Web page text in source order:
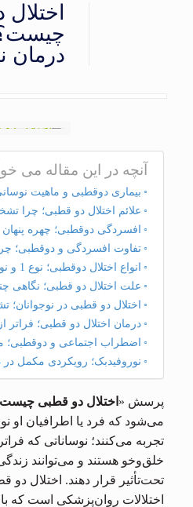
درمان
آنچه در این مقاله می
بیماری دوقطبی و ماهیت
علائم اختلال دو قطبی؛ چرا
افسردگی دوقطبی؛ چهره پنهان
تفاوت افسردگی و دوقطبی؛
انواع اختلال دوقطبی؛ نوع 1 و نوع 2
علت اختلال دو قطبی؛ نگاهی
اختلال دو قطبی در
درمان اختلال دو قطبی؛ فراتر
اضطراب اجتماعی و
نوروفیدبک؛ رویکردی مکمل در
پرسش « اختلال دو قطبی چیست
می‌شود که فرد یا اطرافیان او
تجربه می‌کنند؛ نوساناتی که
خلق‌وخو هستند و می‌توانند
تحت‌تأثیر قرار دهند. اختلال دو
اختلالات روان‌پزشکی است که